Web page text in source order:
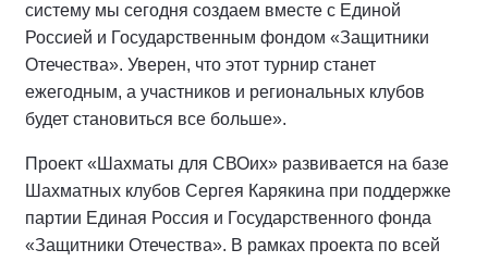
систему мы сегодня создаем вместе с Единой
Россией и Государственным фондом «Защитники
Отечества». Уверен, что этот турнир станет
ежегодным, а участников и региональных клубов
будет становиться все больше».
Проект «Шахматы для СВОих» развивается на базе
Шахматных клубов Сергея Карякина при поддержке
партии Единая Россия и Государственного фонда
«Защитники Отечества». В рамках проекта по всей